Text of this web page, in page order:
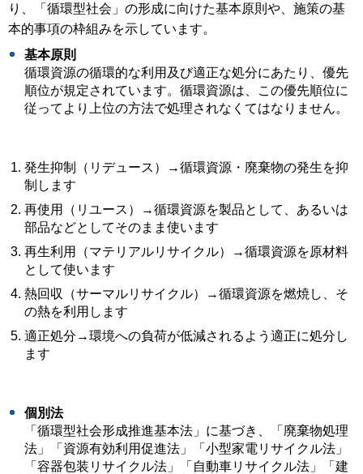
り、「循環型社会」の形成に向けた基本原則や、施策の基
本的事項の枠組みを示しています。
基本原則
循環資源の循環的な利用及び適正な処分にあたり、優先
順位が規定されています。循環資源は、この優先順位に
従ってより上位の方法で処理されなくてはなりません。
発生抑制（リデュース）→循環資源・廃棄物の発生を抑
制します
再使用（リユース）→循環資源を製品として、あるいは
部品などとしてそのまま使います
再生利用（マテリアルリサイクル）→循環資源を原材料
として使います
熱回収（サーマルリサイクル）→循環資源を燃焼し、そ
の熱を利用します
適正処分→環境への負荷が低減されるよう適正に処分し
ます
個別法
「循環型社会形成推進基本法」に基づき、「廃棄物処理
法」「資源有効利用促進法」「小型家電リサイクル法」
「容器包装リサイクル法」「自動車リサイクル法」「建